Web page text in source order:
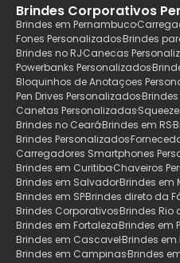
Brindes Corporativos
Brindes em Pernambuco
Fones PersonalizadosBrindes
Brindes no RJCanecas
Powerbanks Personalizados
Bloquinhos de Anotaçoes
Pen Drives Personalizados
Canetas Personalizadas
Brindes no CearáBrindes em RS
Brindes Personalizados
Carregadores Smartphones
Brindes em CuritibaChaveiros
Brindes em SalvadorBrindes em
Brindes em SPBrindes direto da
Brindes CorporativosBrindes Rio
Brindes em FortalezaBrindes em
Brindes em CascavelBrindes em
Brindes em CampinasBrindes